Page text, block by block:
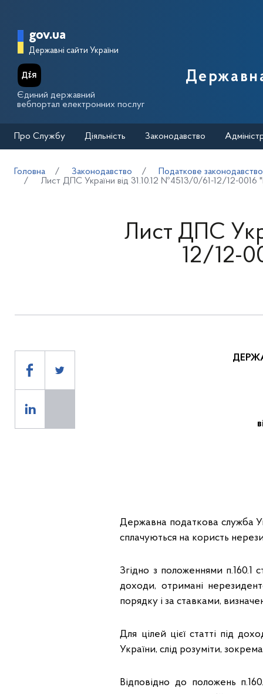
Головна сторінка Державної
gov.ua
Державні сайти України
Єдиний державний
вебпортал електронних послуг
Про Службу Діяльність Законодавство
Головна Законодавство
Податкове законодавство
Лист ДПС України від 31.10.12 №4513/0/61-12/12-0016
Лист ДПС
12/12-
Державна податкова служба
сплачуються на користь
Згідно з положеннями п.160.1
доходи, отримані
порядку і за ставками,
Для цілей цієї статті під
України, слід розуміти,
Відповідно до положень